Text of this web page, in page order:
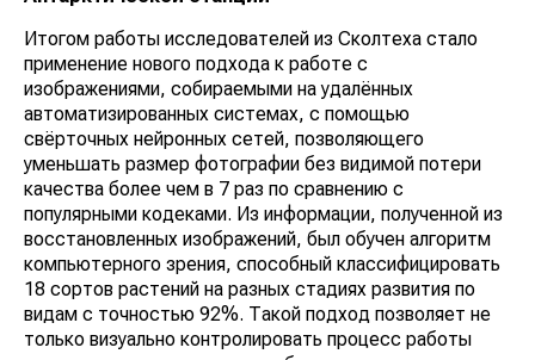
Итогом работы исследователей из Сколтеха стало
применение нового подхода к работе с
изображениями, собираемыми на удалённых
автоматизированных системах, с помощью
свёрточных нейронных сетей, позволяющего
уменьшать размер фотографии без видимой потери
качества более чем в 7 раз по сравнению с
популярными кодеками. Из информации, полученной из
восстановленных изображений, был обучен алгоритм
компьютерного зрения, способный классифицировать
18 сортов растений на разных стадиях развития по
видам с точностью 92%. Такой подход позволяет не
только визуально контролировать процесс работы